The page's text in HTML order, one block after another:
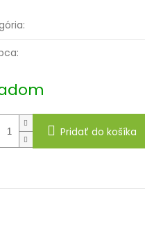
Pridať do košíka
:
: